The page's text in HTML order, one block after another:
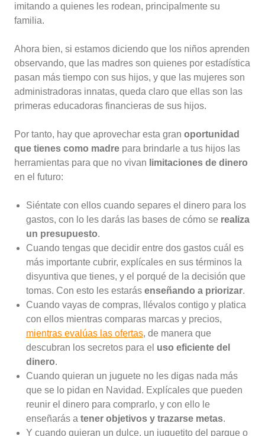
imitando a quienes les rodean, principalmente su
familia.
Ahora bien, si estamos diciendo que los niños aprenden
observando, que las madres son quienes por estadística
pasan más tiempo con sus hijos, y que las mujeres son
administradoras innatas, queda claro que ellas son las
primeras educadoras financieras de sus hijos.
Por tanto, hay que aprovechar esta gran oportunidad
que tienes como madre para brindarle a tus hijos las
herramientas para que no vivan limitaciones de dinero
en el futuro:
Siéntate con ellos cuando separes el dinero para los
gastos, con lo les darás las bases de cómo se realiza
un presupuesto.
Cuando tengas que decidir entre dos gastos cuál es
más importante cubrir, explícales en sus términos la
disyuntiva que tienes, y el porqué de la decisión que
tomas. Con esto les estarás enseñando a priorizar.
Cuando vayas de compras, llévalos contigo y platica
con ellos mientras comparas marcas y precios,
mientras evalúas las ofertas, de manera que
descubran los secretos para el uso eficiente del
dinero.
Cuando quieran un juguete no les digas nada más
que se lo pidan en Navidad. Explícales que pueden
reunir el dinero para comprarlo, y con ello le
enseñarás a tener objetivos y trazarse metas.
Y cuando quieran un dulce, un juguetito del parque o